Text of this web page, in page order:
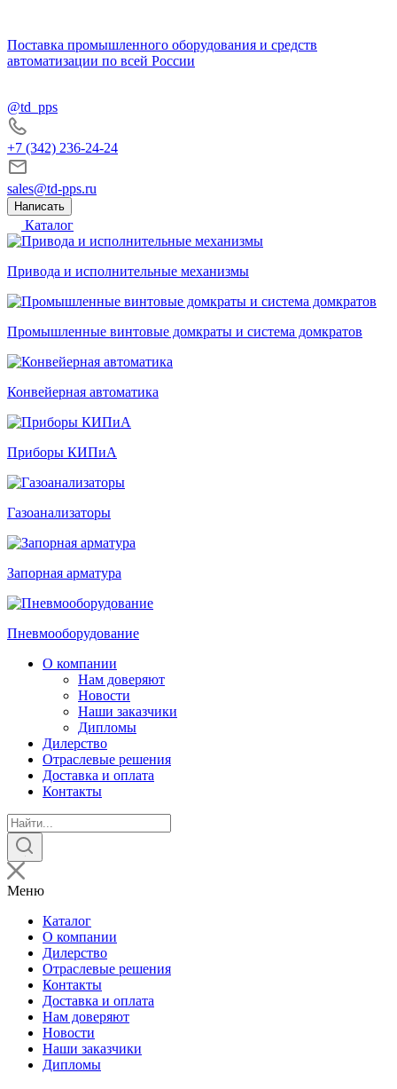
Поставка промышленного оборудования и средств
автоматизации по всей России
@td_pps
+7 (342) 236-24-24
sales@td-pps.ru
Написать
Каталог
Привода и исполнительные механизмы
Промышленные винтовые домкраты и система домкратов
Конвейерная автоматика
Приборы КИПиА
Газоанализаторы
Запорная арматура
Пневмооборудование
О компании
Нам доверяют
Новости
Наши заказчики
Дипломы
Дилерство
Отраслевые решения
Доставка и оплата
Контакты
Поиск
товаров
Меню
Каталог
О компании
Дилерство
Отраслевые решения
Контакты
Доставка и оплата
Нам доверяют
Новости
Наши заказчики
Дипломы